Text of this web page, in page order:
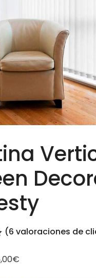
(6 valoraciones de